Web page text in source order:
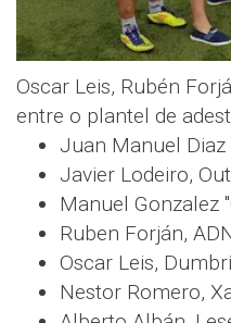
Oscar Leis, Rubén
entre o plantel de
Juan Manuel Diaz
Javier Lodeiro,
Manuel Gonzalez
Ruben Forján,
Oscar Leis,
Nestor Romero,